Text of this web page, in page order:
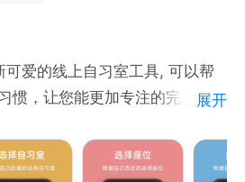
己继续前进
一起发现更多的学习乐趣吧！
爱的线上自习室工具, 可以帮
惯，让您能更加专注的完成自展开